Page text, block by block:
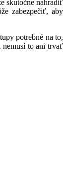
skutočne nahradiť
zabezpečiť, aby
potrebné na to,
nemusí to ani trvať